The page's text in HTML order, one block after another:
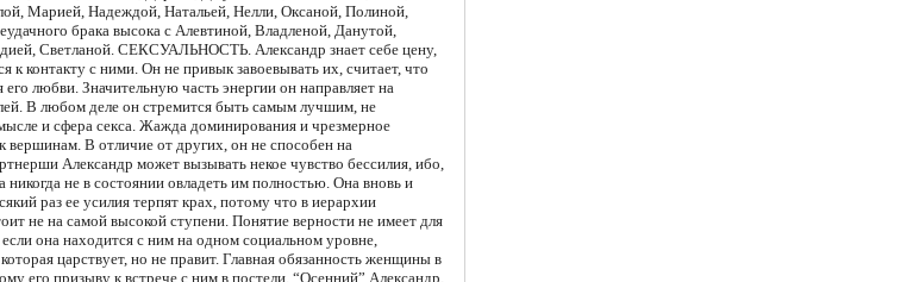
Марией, Надеждой, Натальей, Нелли, Оксаной, Полиной,
брака высока с Алевтиной, Владленой, Данутой,
Светланой. СЕКСУАЛЬНОСТЬ. Александр знает себе цену,
контакту с ними. Он не привык завоевывать их, считает, что
любви. Значительную часть энергии он направляет на
В любом деле он стремится быть самым лучшим, не
и сфера секса. Жажда доминирования и чрезмерное
вершинам. В отличие от других, он не способен на
Александр может вызывать некое чувство бессилия, ибо,
не в состоянии овладеть им полностью. Она вновь и
раз ее усилия терпят крах, потому что в иерархии
не на самой высокой ступени. Понятие верности не имеет для
она находится с ним на одном социальном уровне,
царствует, но не правит. Главная обязанность женщины в
его призыву к встрече с ним в постели. “Осенний” Александр,